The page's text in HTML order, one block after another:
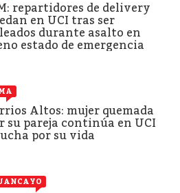
repartidores de delivery
en UCI tras ser
durante asalto en
estado de emergencia
Altos: mujer quemada
su pareja continúa en UCI
por su vida